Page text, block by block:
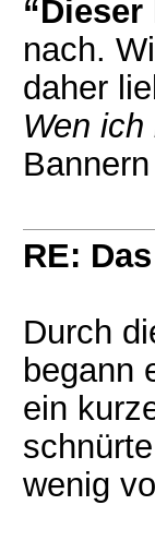
nach.
daher
Wen
RE:
Durch
begann
ein
wenig